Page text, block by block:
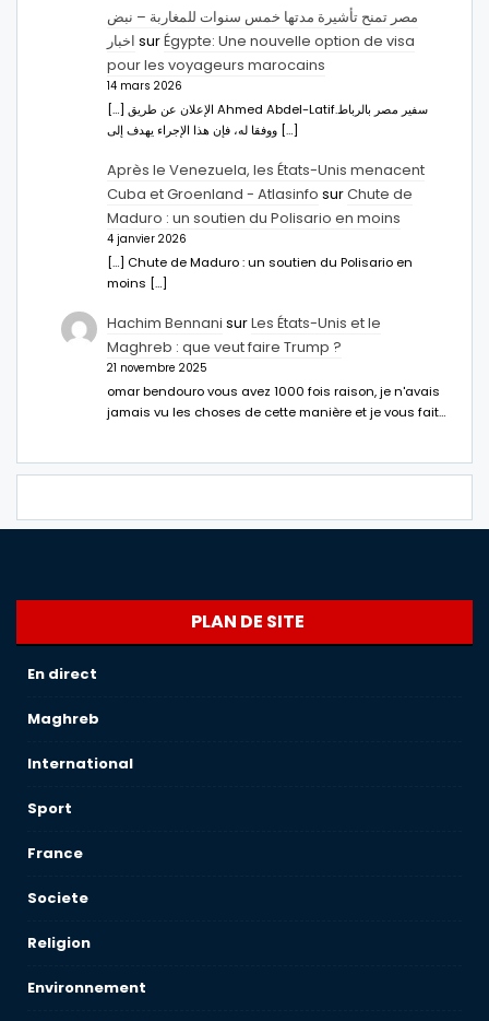
مصر تمنح تأشيرة مدتها خمس سنوات للمغاربة – نبض
اخبار surÉgypte: Une nouvelle option de visa
pour les voyageurs marocains
14 mars 2026
[…] الإعلان عن طريق Ahmed Abdel-Latifسفير مصر بالرباط.
ووفقا له، فإن هذا الإجراء يهدف إلى […]
Après le Venezuela, les États-Unis menacent
Cuba et Groenland - Atlasinfo surChute de
Maduro : un soutien du Polisario en moins
4 janvier 2026
[…] Chute de Maduro : un soutien du Polisario en
moins […]
Hachim Bennani surLes États-Unis et le
Maghreb : que veut faire Trump ?
21 novembre 2025
omar bendouro vous avez 1000 fois raison, je n'avais
jamais vu les choses de cette manière et je vous fait…
PLAN DE SITE
En direct
Maghreb
International
Sport
France
Societe
Religion
Environnement